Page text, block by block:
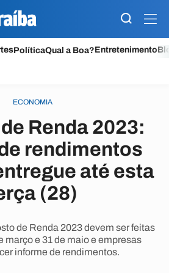
PolíticaQual a Boa?Entretenimento
ECONOMIA
Renda 2023:
rendimentos
até esta
(28)
de Renda 2023 devem ser feitas
março e 31 de maio e empresas
informe de rendimentos.